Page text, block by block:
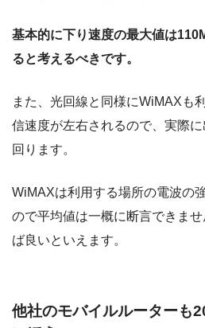
基本的に下り速度の最大値は
ると考えるべきです。
また、光回線と同様にWiMAXも
信速度が左右されるので、実際
回ります。
WiMAXは利用する場所の電波の
ので平均値は一概に断言できま
ば良いといえます。
他社のモバイルルーターも